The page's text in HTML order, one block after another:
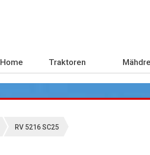
Home Traktoren
RV 5216 SC25